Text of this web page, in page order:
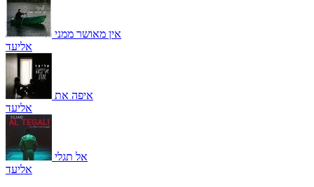
אין מאושר ממני
אליעד
איפה את
אליעד
אל תגלי
אליעד